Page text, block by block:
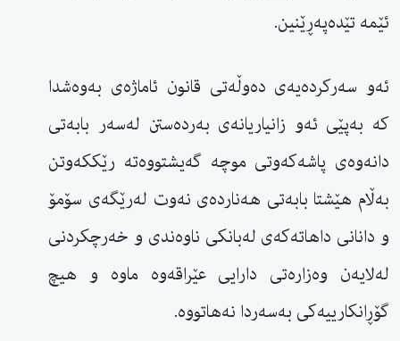
ئێمە تێدەپەڕێنین.
ئەو سەركردەیەی دەوڵەتی قانون ئاماژەی بەوەشدا
كە بەپێی ئەو زانیاریانەی بەردەستن لەسەر بابەتی
دانەوەی پاشەكەوتی موچە گەیشتووەتە رێككەوتن
بەڵام هێشتا بابەتی هەناردەی نەوت لەرێگەی سۆمۆ
و دانانی داهاتەكەی لەبانكی ناوەندی و خەرچكردنی
لەلایەن وەزارەتی دارایی عێراقەوە ماوە و هیچ
گۆڕانكارییەكی بەسەردا نەهاتووە.